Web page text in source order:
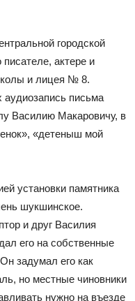
городской
актере и
и лицея № 8.
аудиозапись письма
Василию Макаровичу, в
«детеныш мой
установки памятника
шукшинское.
и друг Василия
его на собственные
задумал его как
но местные чиновники
нужно на въезде